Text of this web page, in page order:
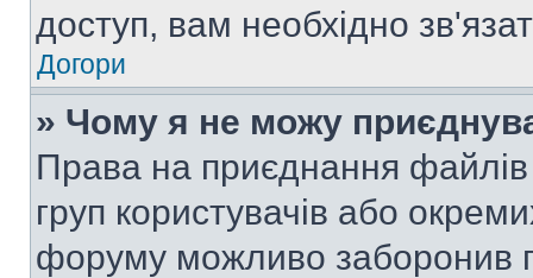
доступ, вам необхідно
Догори
» Чому я не можу
Права на приєднання
груп користувачів або
форуму можливо заборонив